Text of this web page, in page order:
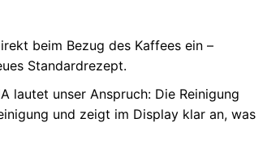
beim Bezug des Kaffees ein –
Standardrezept.
lautet unser Anspruch: Die Reinigung
und zeigt im Display klar an, was